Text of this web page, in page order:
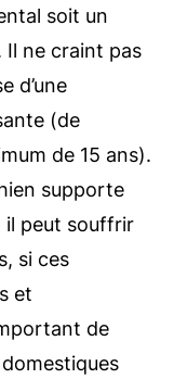
soit un
ne craint pas
d’une
(de
de 15 ans).
supporte
il peut souffrir
si ces
et
de